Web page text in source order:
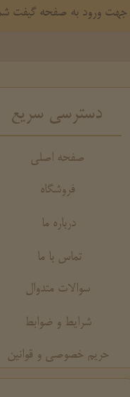
جهت ورود به صفحه گیفت
دسترسی سریع
صفحه اصلی
فروشگاه
درباره ما
تماس با ما
سوالات متدوال
حریم خصوصی و قوانین
شرایط و ضوابط